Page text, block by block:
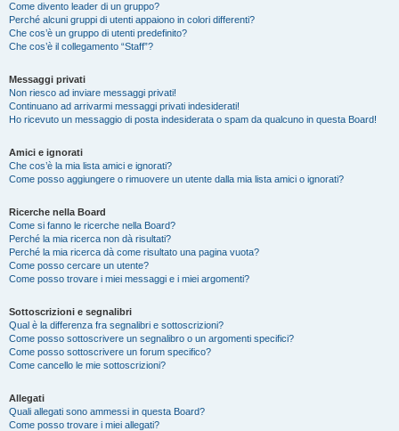
Come divento leader di un gruppo?
Perché alcuni gruppi di utenti appaiono in colori differenti?
Che cos’è un gruppo di utenti predefinito?
Che cos’è il collegamento “Staff”?
Messaggi privati
Non riesco ad inviare messaggi privati!
Continuano ad arrivarmi messaggi privati indesiderati!
Ho ricevuto un messaggio di posta indesiderata o spam da qualcuno in questa Board!
Amici e ignorati
Che cos’è la mia lista amici e ignorati?
Come posso aggiungere o rimuovere un utente dalla mia lista amici o ignorati?
Ricerche nella Board
Come si fanno le ricerche nella Board?
Perché la mia ricerca non dà risultati?
Perché la mia ricerca dà come risultato una pagina vuota?
Come posso cercare un utente?
Come posso trovare i miei messaggi e i miei argomenti?
Sottoscrizioni e segnalibri
Qual è la differenza fra segnalibri e sottoscrizioni?
Come posso sottoscrivere un segnalibro o un argomenti specifici?
Come posso sottoscrivere un forum specifico?
Come cancello le mie sottoscrizioni?
Allegati
Quali allegati sono ammessi in questa Board?
Come posso trovare i miei allegati?